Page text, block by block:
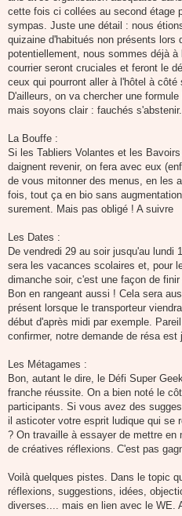
cette fois ci collées au second étage
sympas. Juste une détail : nous
quizaine d'habitués non présents lors
potentiellement, nous sommes déjà
courrier seront cruciales et feront le
ceux qui pourront aller à l'hôtel à côté
D'ailleurs, on va chercher une
mais soyons clair : fauchés s'abstenir.
La Bouffe :
Si les Tabliers Volantes et les
daignent revenir, on fera avec eux
de vous mitonner des menus, en les
fois, tout ça en bio sans
surement. Mais pas obligé ! A suivre
Les Dates :
De vendredi 29 au soir jusqu'au lundi
sera les vacances scolaires et, pour
dimanche soir, c'est une façon de
Bon en rangeant aussi ! Cela sera
présent lorsque le transporteur
début d'après midi par exemple.
confirmer, notre demande de résa est
Les Métagames :
Bon, autant le dire, le Défi Super
franche réussite. On a bien noté le
participants. Si vous avez des
il asticoter votre esprit ludique qui se
? On travaille à essayer de mettre en
de créatives réflexions. C'est pas
Voilà quelques pistes. Dans le topic
réflexions, suggestions, idées,
diverses.... mais en lien avec le WE.